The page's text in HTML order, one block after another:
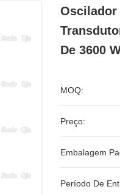
Oscilador
De 3600
MOQ:
Preço:
Embalagem
Período De